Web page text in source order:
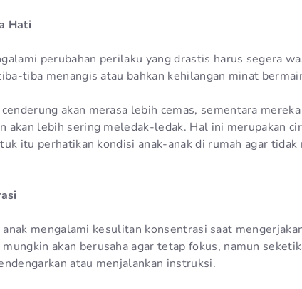
Hati
perubahan perilaku yang drastis harus segera
tiba menangis atau bahkan kehilangan minat
akan merasa lebih cemas, sementara
akan lebih sering meledak-ledak. Hal ini merupakan
itu perhatikan kondisi anak-anak di rumah agar tidak
mengalami kesulitan konsentrasi saat
akan berusaha agar tetap fokus, namun
atau menjalankan instruksi.